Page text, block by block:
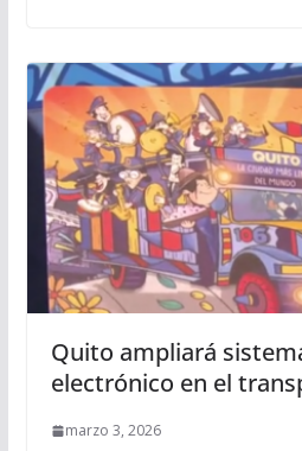
Quito ampliará
electrónico en el
marzo 3, 2026